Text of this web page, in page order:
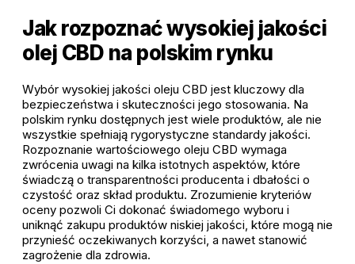
Jak rozpoznać wysokiej jakości
olej CBD na polskim rynku
Wybór wysokiej jakości oleju CBD jest kluczowy dla
bezpieczeństwa i skuteczności jego stosowania. Na
polskim rynku dostępnych jest wiele produktów, ale nie
wszystkie spełniają rygorystyczne standardy jakości.
Rozpoznanie wartościowego oleju CBD wymaga
zwrócenia uwagi na kilka istotnych aspektów, które
świadczą o transparentności producenta i dbałości o
czystość oraz skład produktu. Zrozumienie kryteriów
oceny pozwoli Ci dokonać świadomego wyboru i
uniknąć zakupu produktów niskiej jakości, które mogą nie
przynieść oczekiwanych korzyści, a nawet stanowić
zagrożenie dla zdrowia.